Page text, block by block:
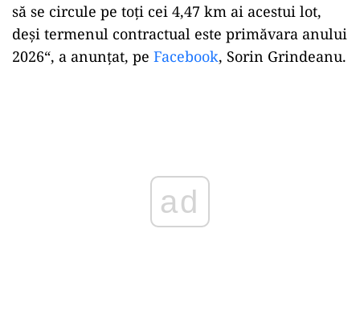
să se circule pe toți cei 4,47 km ai acestui lot,
deși termenul contractual este primăvara anului
2026“, a anunțat, pe Facebook, Sorin Grindeanu.
ad